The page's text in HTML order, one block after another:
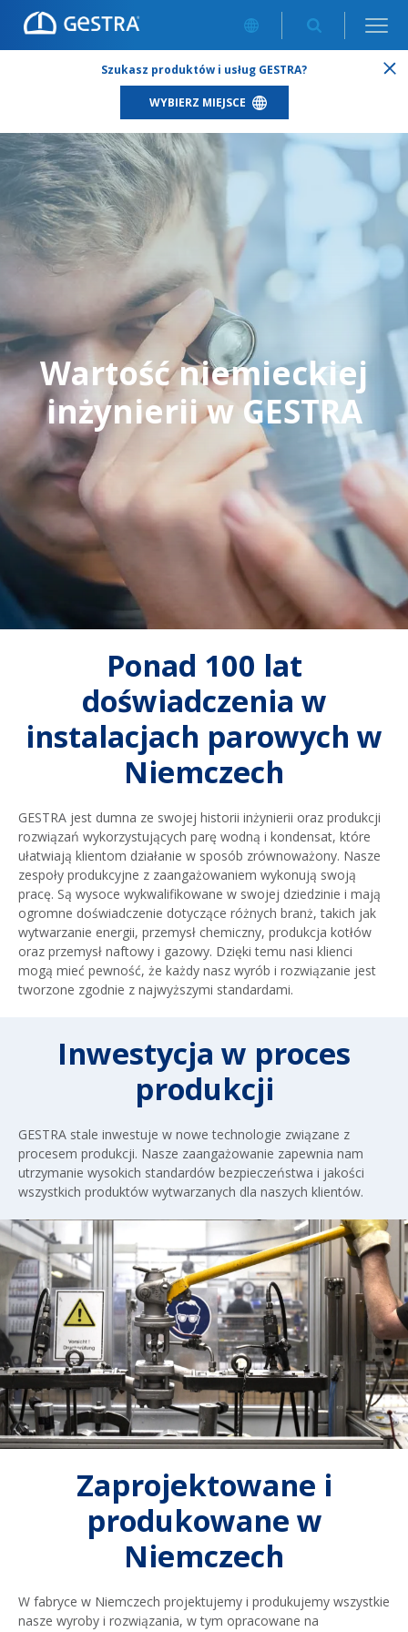
Szukasz produktów i usług GESTRA?
WYBIERZ MIEJSCE
INFORMACJE O FIRMIE /
ZALETY NIEMIECKIEJ PRODUKCJI
Wartość niemieckiej
inżynierii w GESTRA
Ponad 100 lat
doświadczenia w
instalacjach parowych w
Niemczech
GESTRA jest dumna ze swojej historii inżynierii oraz produkcji
rozwiązań wykorzystujących parę wodną i kondensat, które
ułatwiają klientom działanie w sposób zrównoważony. Nasze
zespoły produkcyjne z zaangażowaniem wykonują swoją
pracę. Są wysoce wykwalifikowane w swojej dziedzinie i mają
ogromne doświadczenie dotyczące różnych branż, takich jak
wytwarzanie energii, przemysł chemiczny, produkcja kotłów
oraz przemysł naftowy i gazowy. Dzięki temu nasi klienci
mogą mieć pewność, że każdy nasz wyrób i rozwiązanie jest
tworzone zgodnie z najwyższymi standardami.
Inwestycja w proces
produkcji
GESTRA stale inwestuje w nowe technologie związane z
procesem produkcji. Nasze zaangażowanie zapewnia nam
utrzymanie wysokich standardów bezpieczeństwa i jakości
wszystkich produktów wytwarzanych dla naszych klientów.
Zaprojektowane i
produkowane w
Niemczech
W fabryce w Niemczech projektujemy i produkujemy wszystkie
nasze wyroby i rozwiązania, w tym opracowane na